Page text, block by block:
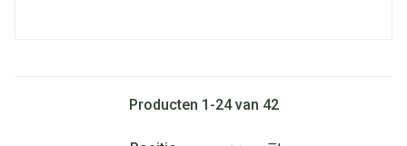
Producten 1 -24van 42